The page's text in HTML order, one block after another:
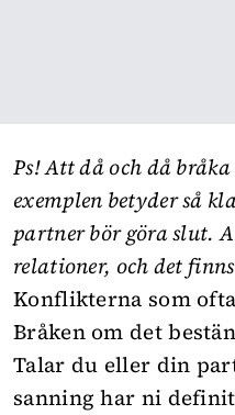
Ps! Att då och då
exemplen betyder så
partner bör göra slut.
relationer, och det
Konflikterna som
Bråken om det
Talar du eller din
sanning har ni